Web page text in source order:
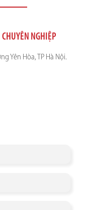
CHUYÊN NGHIỆP
Yên Hòa, TP Hà Nội.